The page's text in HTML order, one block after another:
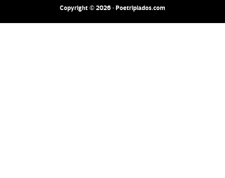
Copyright © 2026 · Poetripiados.com